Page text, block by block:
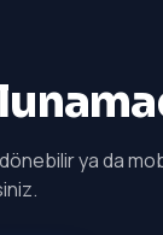
dönebilir ya da